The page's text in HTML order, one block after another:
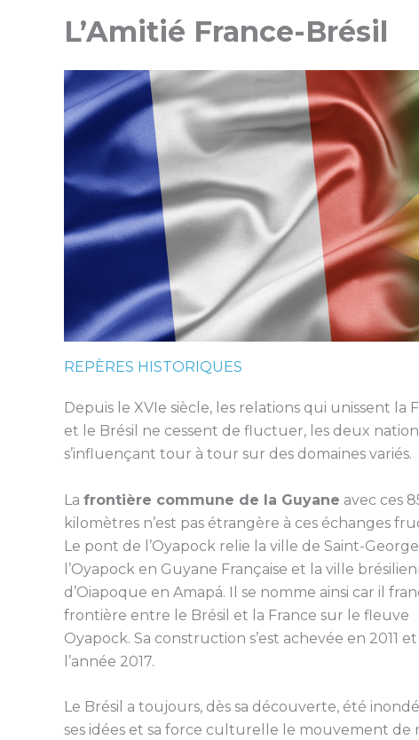
L’Amitié France-Brésil
REPÈRES HISTORIQUES
Depuis le XVIe siècle, les relations qui unissent la
et le Brésil ne cessent de fluctuer, les deux
s’influençant tour à tour sur des domaines variés.
La frontière commune de la Guyane avec ces
kilomètres n’est pas étrangère à ces échanges
Le pont de l’Oyapock relie la ville de Saint-
l’Oyapock en Guyane Française et la ville
d’Oiapoque en Amapá. Il se nomme ainsi car il
frontière entre le Brésil et la France sur le fleuve
Oyapock. Sa construction s’est achevée en
l’année 2017.
Le Brésil a toujours, dès sa découverte, été
ses idées et sa force culturelle le mouvement de